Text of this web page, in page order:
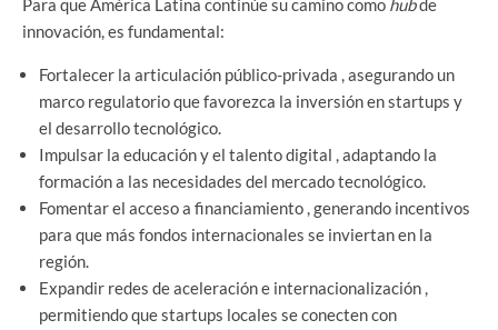
Para que América Latina continúe su camino como hubde
innovación, es fundamental:
Fortalecer la articulación público-privada , asegurando un
marco regulatorio que favorezca la inversión en startups y
el desarrollo tecnológico.
Impulsar la educación y el talento digital , adaptando la
formación a las necesidades del mercado tecnológico.
Fomentar el acceso a financiamiento , generando incentivos
para que más fondos internacionales se inviertan en la
región.
Expandir redes de aceleración e internacionalización ,
permitiendo que startups locales se conecten con